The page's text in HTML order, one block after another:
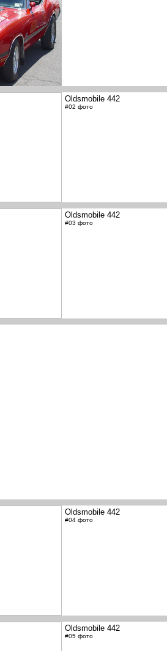
Oldsmobile 442
#02 фото
Oldsmobile 442
#03 фото
Oldsmobile 442
#04 фото
Oldsmobile 442
#05 фото